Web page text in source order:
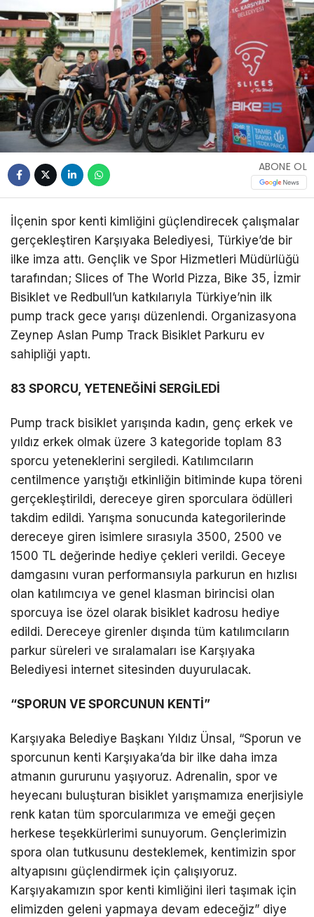
ABONE OL
İlçenin spor kenti kimliğini güçlendirecek çalışmalar
gerçekleştiren Karşıyaka Belediyesi, Türkiye’de bir
ilke imza attı. Gençlik ve Spor Hizmetleri Müdürlüğü
tarafından; Slices of The World Pizza, Bike 35, İzmir
Bisiklet ve Redbull’un katkılarıyla Türkiye’nin ilk
pump track gece yarışı düzenlendi. Organizasyona
Zeynep Aslan Pump Track Bisiklet Parkuru ev
sahipliği yaptı.
83 SPORCU, YETENEĞİNİ SERGİLEDİ
Pump track bisiklet yarışında kadın, genç erkek ve
yıldız erkek olmak üzere 3 kategoride toplam 83
sporcu yeteneklerini sergiledi. Katılımcıların
centilmence yarıştığı etkinliğin bitiminde kupa töreni
gerçekleştirildi, dereceye giren sporculara ödülleri
takdim edildi. Yarışma sonucunda kategorilerinde
dereceye giren isimlere sırasıyla 3500, 2500 ve
1500 TL değerinde hediye çekleri verildi. Geceye
damgasını vuran performansıyla parkurun en hızlısı
olan katılımcıya ve genel klasman birincisi olan
sporcuya ise özel olarak bisiklet kadrosu hediye
edildi. Dereceye girenler dışında tüm katılımcıların
parkur süreleri ve sıralamaları ise Karşıyaka
Belediyesi internet sitesinden duyurulacak.
“SPORUN VE SPORCUNUN KENTİ”
Karşıyaka Belediye Başkanı Yıldız Ünsal, “Sporun ve
sporcunun kenti Karşıyaka’da bir ilke daha imza
atmanın gururunu yaşıyoruz. Adrenalin, spor ve
heyecanı buluşturan bisiklet yarışmamıza enerjisiyle
renk katan tüm sporcularımıza ve emeği geçen
herkese teşekkürlerimi sunuyorum. Gençlerimizin
spora olan tutkusunu desteklemek, kentimizin spor
altyapısını güçlendirmek için çalışıyoruz.
Karşıyakamızın spor kenti kimliğini ileri taşımak için
elimizden geleni yapmaya devam edeceğiz” diye